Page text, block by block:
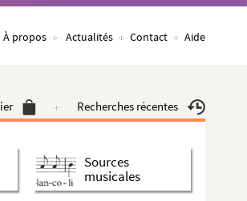
À propos Actualités Contact Aide
Recherches récentes
Sources
musicales